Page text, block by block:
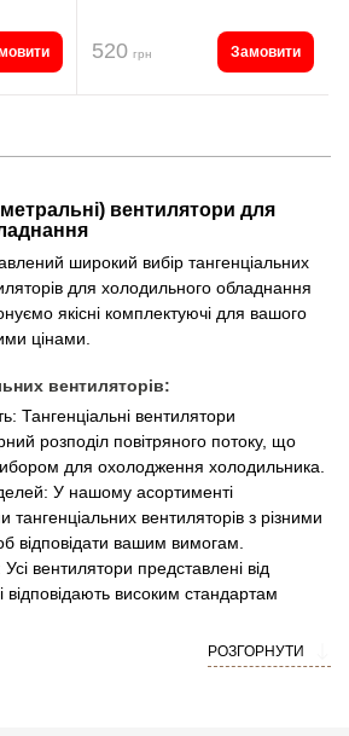
520 грн Замовити
вентилятори для
широкий вибір тангенціальних
для холодильного обладнання
якісні комплектуючі для вашого
цінами.
вентиляторів:
Тангенціальні вентилятори
розподіл повітряного потоку, що
для охолодження холодильника.
У нашому асортименті
тангенціальних вентиляторів з різними
відповідати вашим вимогам.
вентилятори представлені від
відповідають високим стандартам
РОЗГОРНУТИ